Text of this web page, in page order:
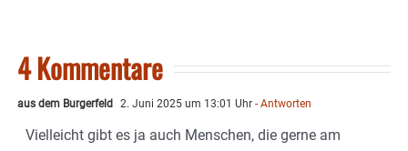
4 Kommentare
aus dem Burgerfeld 2. Juni 2025 um 13:01 Uhr - Antworten
Vielleicht gibt es ja auch Menschen, die gerne am